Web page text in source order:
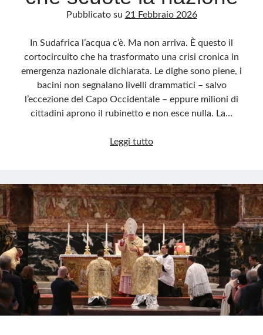
Pubblicato su 21 Febbraio 2026
In Sudafrica l’acqua c’è. Ma non arriva. È questo il
cortocircuito che ha trasformato una crisi cronica in
emergenza nazionale dichiarata. Le dighe sono piene, i
bacini non segnalano livelli drammatici – salvo
l’eccezione del Capo Occidentale – eppure milioni di
cittadini aprono il rubinetto e non esce nulla. La…
Leggi tuttoSudafrica,
rubinetti
a
secco:
il
paradosso
che
scuote
la
nazione